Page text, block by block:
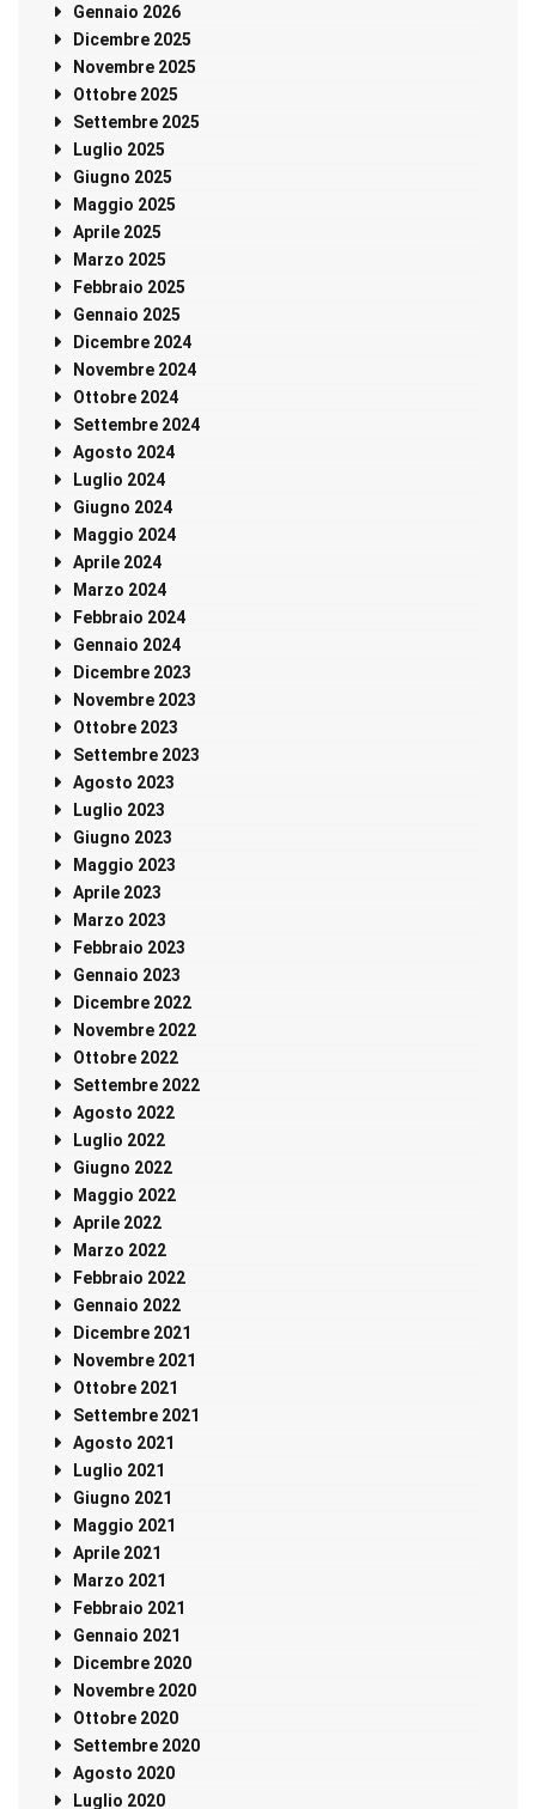
Gennaio 2026
Dicembre 2025
Novembre 2025
Ottobre 2025
Settembre 2025
Luglio 2025
Giugno 2025
Maggio 2025
Aprile 2025
Marzo 2025
Febbraio 2025
Gennaio 2025
Dicembre 2024
Novembre 2024
Ottobre 2024
Settembre 2024
Agosto 2024
Luglio 2024
Giugno 2024
Maggio 2024
Aprile 2024
Marzo 2024
Febbraio 2024
Gennaio 2024
Dicembre 2023
Novembre 2023
Ottobre 2023
Settembre 2023
Agosto 2023
Luglio 2023
Giugno 2023
Maggio 2023
Aprile 2023
Marzo 2023
Febbraio 2023
Gennaio 2023
Dicembre 2022
Novembre 2022
Ottobre 2022
Settembre 2022
Agosto 2022
Luglio 2022
Giugno 2022
Maggio 2022
Aprile 2022
Marzo 2022
Febbraio 2022
Gennaio 2022
Dicembre 2021
Novembre 2021
Ottobre 2021
Settembre 2021
Agosto 2021
Luglio 2021
Giugno 2021
Maggio 2021
Aprile 2021
Marzo 2021
Febbraio 2021
Gennaio 2021
Dicembre 2020
Novembre 2020
Ottobre 2020
Settembre 2020
Agosto 2020
Luglio 2020